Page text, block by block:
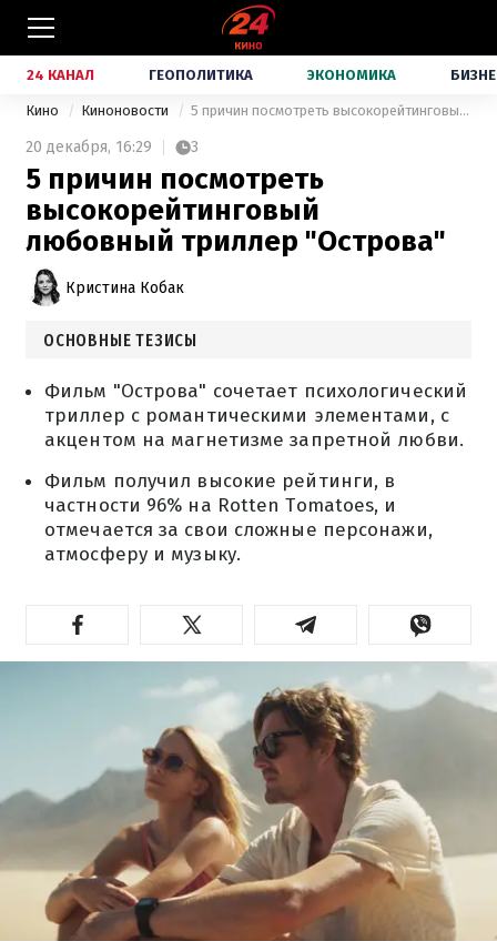
24 КАНАЛ ГЕОПОЛИТИКА ЭКОНОМИКА
Кино Киноновости 5 причин посмотреть высокорейтинговый любовный триллер "Острова"
20 декабря, 16:29 3
5 причин посмотреть
высокорейтинговый
любовный триллер "Острова"
Кристина Кобак
ОСНОВНЫЕ ТЕЗИСЫ
Фильм "Острова" сочетает психологический
триллер с романтическими элементами, с
акцентом на магнетизме запретной любви.
Фильм получил высокие рейтинги, в
частности 96% на Rotten Tomatoes, и
отмечается за свои сложные персонажи,
атмосферу и музыку.